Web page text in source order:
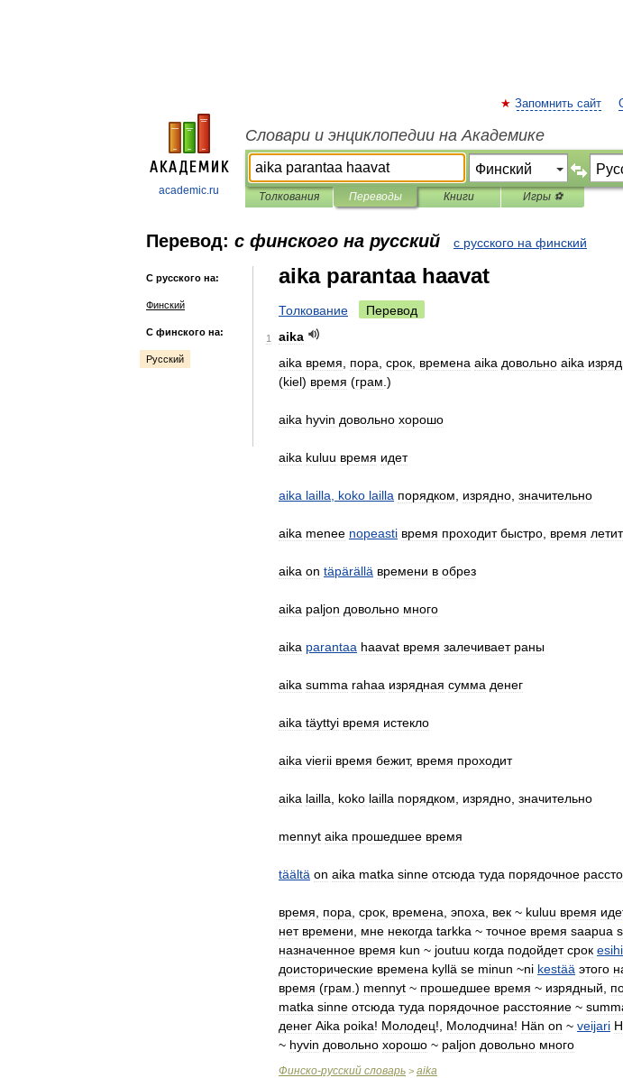
academic.ru
Запомнить сайт
Словари и энциклопедии на Академике
Толкования Переводы Книги Игры ⚽
Перевод: с финского на русский с русского на финский
С русского на:
Финский
С финского на:
Русский
aika parantaa haavat
Толкование Перевод
1
aika
aika время пора срок времена aika довольно aika
(kiel) время (грам .)
aika hyvin довольно хорошо
aika kuluu время идет
aika lailla koko lailla порядком изрядно значительно
aika menee nopeasti время проходит быстро время летит
aika on täpärällä времени в обрез
aika paljon довольно много
aika parantaa haavat время залечивает раны
aika summa rahaa изрядная сумма денег
aika täyttyi время истекло
aika vierii время бежит, время проходит
aika lailla koko lailla порядком изрядно значительно
mennyt aika прошедшее время
täältä on aika matka sinne отсюда туда порядочное
время пора срок времена эпоха век ~ kuluu время
нет времени мне некогда tarkka ~ точное время saapua
назначенное время kun ~ joutuu когда подойдет срок
доисторические времена kyllä se minun ~ni kestää этого
время (грам .) mennyt ~ прошедшее время ~ изрядный
matka sinne отсюда туда порядочное расстояние ~
денег Aika poika! Молодец!, Молодчина! Hän on ~ veijari
~ hyvin довольно хорошо ~ paljon довольно много
Финско-русский словарь > aika